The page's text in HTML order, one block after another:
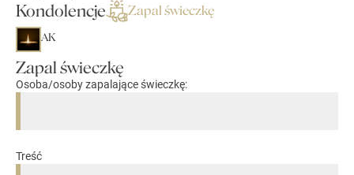
Kondolencje Zapal świeczkę
AK
Zapal świeczkę
Osoba/osoby zapalające świeczkę:
Treść